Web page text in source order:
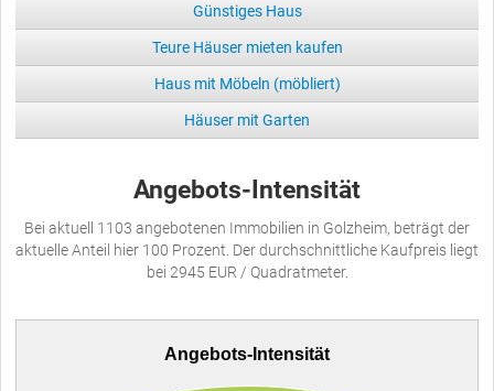
Günstiges Haus
Teure Häuser mieten kaufen
Haus mit Möbeln (möbliert)
Häuser mit Garten
Angebots-Intensität
Bei aktuell 1103 angebotenen Immobilien in Golzheim, beträgt der
aktuelle Anteil hier 100 Prozent. Der durchschnittliche Kaufpreis liegt
bei 2945 EUR / Quadratmeter.
Angebots-Intensität